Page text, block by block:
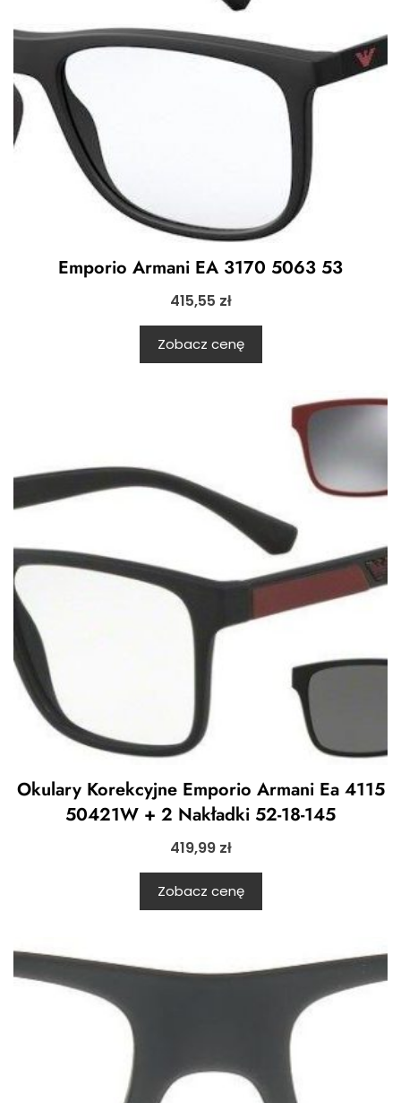
Emporio Armani EA 3170 5063 53
415,55 zł
Zobacz cenę
Okulary Korekcyjne Emporio Armani Ea 4115
50421W + 2 Nakładki 52-18-145
419,99 zł
Zobacz cenę